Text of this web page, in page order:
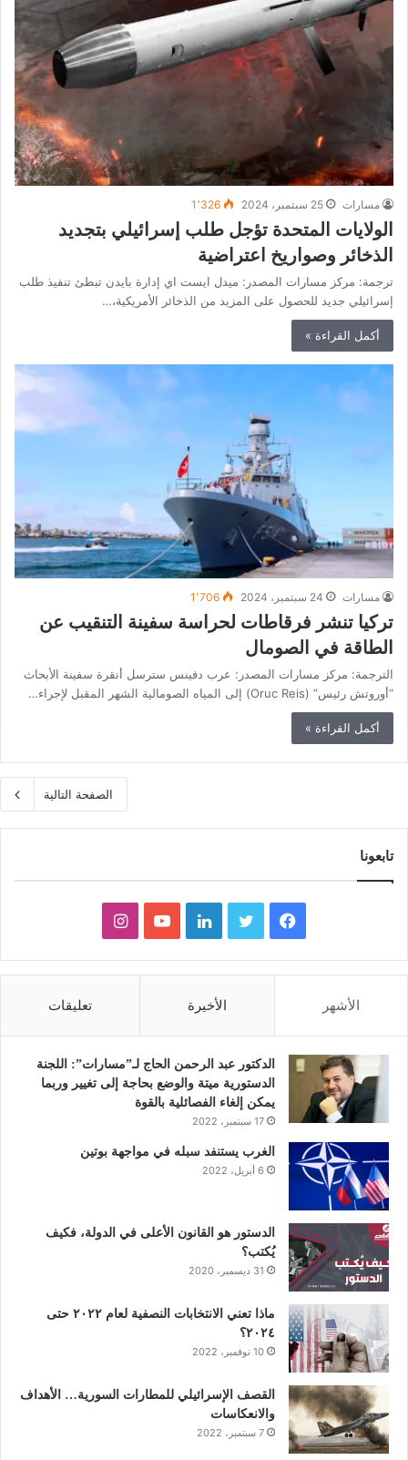
مسارات 25 سبتمبر، 2024 1٬326
الولايات المتحدة تؤجل طلب إسرائيلي بتجديد
الذخائر وصواريخ اعتراضية
ترجمة: مركز مسارات المصدر: ميدل ايست اي إدارة بايدن تبطئ تنفيذ طلب
إسرائيلي جديد للحصول على المزيد من الذخائر الأمريكية،…
أكمل القراءة »
مسارات 24 سبتمبر، 2024 1٬706
تركيا تنشر فرقاطات لحراسة سفينة التنقيب عن
الطاقة في الصومال
الترجمة: مركز مسارات المصدر: عرب دفينس سترسل أنقرة سفينة الأبحاث
“أوروتش رئيس” (Oruc Reis) إلى المياه الصومالية الشهر المقبل لإجراء…
أكمل القراءة »
الصفحة التالية
تابعونا
ي
و
ك
و
ر
ي
د
إ
و
و
ب
ن
ق
الأشهر الأخيرة تعليقات
الدكتور عبد الرحمن الحاج لـ”مسارات”: اللجنة
الدستورية ميتة والوضع بحاجة إلى تغيير وربما
يمكن إلغاء الفصائلية بالقوة
17 سبتمبر، 2022
الغرب يستنفد سبله في مواجهة بوتين
6 أبريل، 2022
الدستور هو القانون الأعلى في الدولة، فكيف
يُكتب؟
31 ديسمبر، 2020
ماذا تعني الانتخابات النصفية لعام ٢٠٢٢ حتى
٢٠٢٤؟
10 نوفمبر، 2022
القصف الإسرائيلي للمطارات السورية… الأهداف
والانعكاسات
7 سبتمبر، 2022